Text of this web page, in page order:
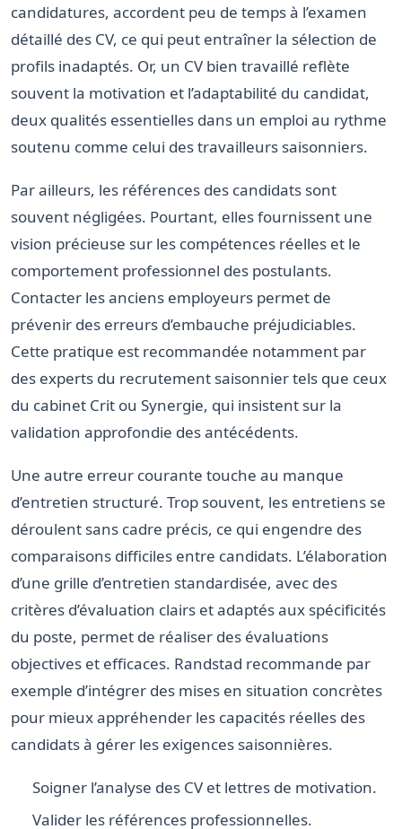
candidatures, accordent peu de temps à l’examen
détaillé des CV, ce qui peut entraîner la sélection de
profils inadaptés. Or, un CV bien travaillé reflète
souvent la motivation et l’adaptabilité du candidat,
deux qualités essentielles dans un emploi au rythme
soutenu comme celui des travailleurs saisonniers.
Par ailleurs, les références des candidats sont
souvent négligées. Pourtant, elles fournissent une
vision précieuse sur les compétences réelles et le
comportement professionnel des postulants.
Contacter les anciens employeurs permet de
prévenir des erreurs d’embauche préjudiciables.
Cette pratique est recommandée notamment par
des experts du recrutement saisonnier tels que ceux
du cabinet Crit ou Synergie, qui insistent sur la
validation approfondie des antécédents.
Une autre erreur courante touche au manque
d’entretien structuré. Trop souvent, les entretiens se
déroulent sans cadre précis, ce qui engendre des
comparaisons difficiles entre candidats. L’élaboration
d’une grille d’entretien standardisée, avec des
critères d’évaluation clairs et adaptés aux spécificités
du poste, permet de réaliser des évaluations
objectives et efficaces. Randstad recommande par
exemple d’intégrer des mises en situation concrètes
pour mieux appréhender les capacités réelles des
candidats à gérer les exigences saisonnières.
Soigner l’analyse des CV et lettres de motivation.
Valider les références professionnelles.